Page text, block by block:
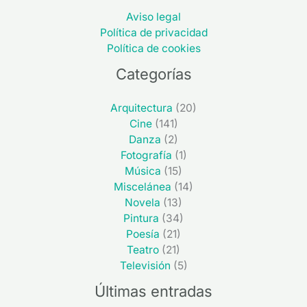
Aviso legal
Política de privacidad
Política de cookies
Categorías
Arquitectura (20)
Cine(141)
Danza (2)
Fotografía (1)
Música (15)
Miscelánea (14)
Novela (13)
Pintura (34)
Poesía (21)
Teatro (21)
Televisión (5)
Últimas entradas